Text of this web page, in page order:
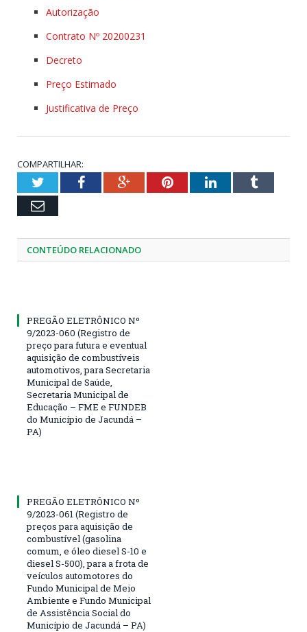
Autorização
Contrato Nº 20200231
Decreto
Preço Estimado
Justificativa de Preço
COMPARTILHAR:
TwitterFacebookGoogle+PinterestLinkedInTumblr
Email
CONTEÚDO RELACIONADO
PREGÃO ELETRÔNICO Nº
9/2023-060 (Registro de
preço para futura e eventual
aquisição de combustíveis
automotivos, para Secretaria
Municipal de Saúde,
Secretaria Municipal de
Educação – FME e FUNDEB
do Município de Jacundá –
PA)
PREGÃO ELETRÔNICO Nº
9/2023-061 (Registro de
preços para aquisição de
combustível (gasolina
comum, e óleo diesel S-10 e
diesel S-500), para a frota de
veículos automotores do
Fundo Municipal de Meio
Ambiente e Fundo Municipal
de Assistência Social do
Município de Jacundá – PA)